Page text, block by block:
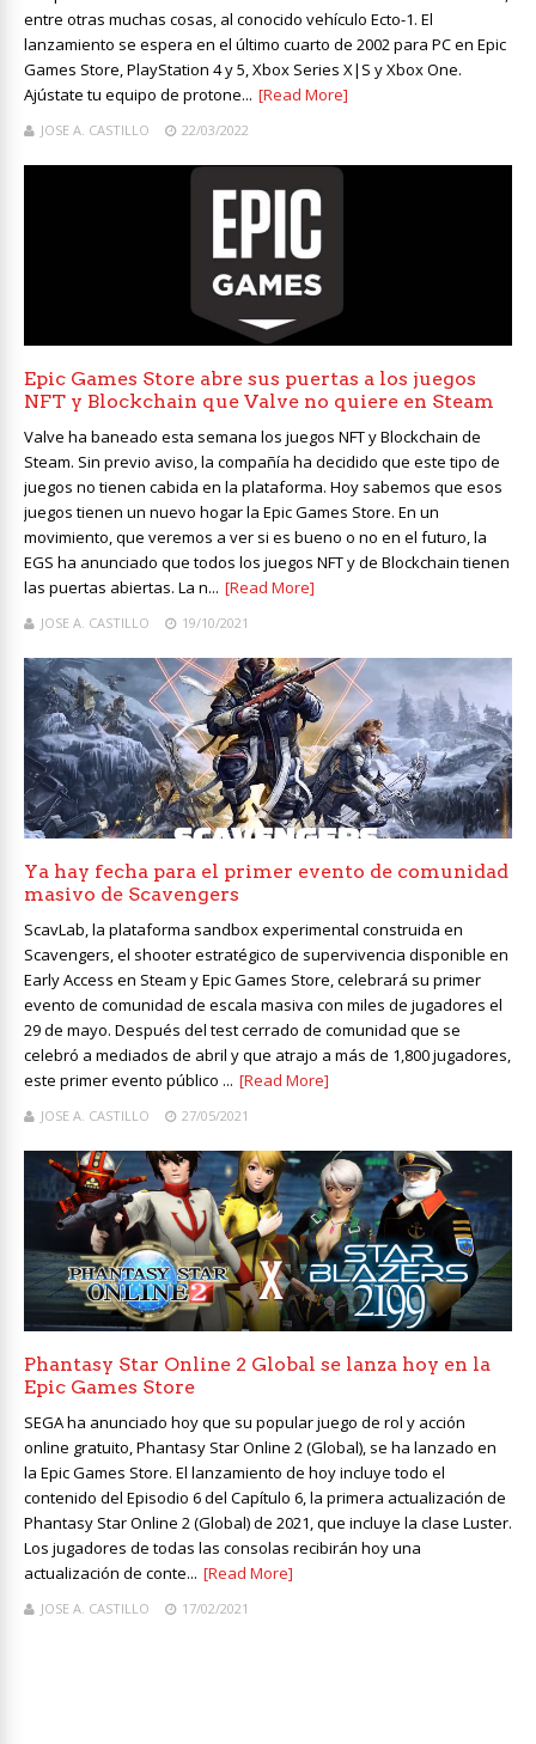
entre otras muchas cosas, al conocido vehículo Ecto-1. El
lanzamiento se espera en el último cuarto de 2002 para PC en Epic
Games Store, PlayStation 4 y 5, Xbox Series X|S y Xbox One.
Ajústate tu equipo de protone... [Read More]
JOSE A. CASTILLO 22/03/2022
Epic Games Store abre sus puertas a los juegos
NFT y Blockchain que Valve no quiere en Steam
Valve ha baneado esta semana los juegos NFT y Blockchain de
Steam. Sin previo aviso, la compañía ha decidido que este tipo de
juegos no tienen cabida en la plataforma. Hoy sabemos que esos
juegos tienen un nuevo hogar la Epic Games Store. En un
movimiento, que veremos a ver si es bueno o no en el futuro, la
EGS ha anunciado que todos los juegos NFT y de Blockchain tienen
las puertas abiertas. La n... [Read More]
JOSE A. CASTILLO 19/10/2021
Ya hay fecha para el primer evento de comunidad
masivo de Scavengers
ScavLab, la plataforma sandbox experimental construida en
Scavengers, el shooter estratégico de supervivencia disponible en
Early Access en Steam y Epic Games Store, celebrará su primer
evento de comunidad de escala masiva con miles de jugadores el
29 de mayo. Después del test cerrado de comunidad que se
celebró a mediados de abril y que atrajo a más de 1,800 jugadores,
este primer evento público ... [Read More]
JOSE A. CASTILLO 27/05/2021
Phantasy Star Online 2 Global se lanza hoy en la
Epic Games Store
SEGA ha anunciado hoy que su popular juego de rol y acción
online gratuito, Phantasy Star Online 2 (Global), se ha lanzado en
la Epic Games Store. El lanzamiento de hoy incluye todo el
contenido del Episodio 6 del Capítulo 6, la primera actualización de
Phantasy Star Online 2 (Global) de 2021, que incluye la clase Luster.
Los jugadores de todas las consolas recibirán hoy una
actualización de conte... [Read More]
JOSE A. CASTILLO 17/02/2021